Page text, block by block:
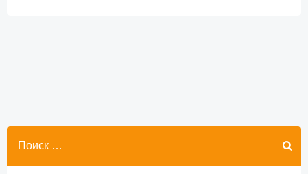
Найти: